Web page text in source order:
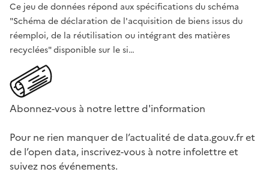
Ce jeu de données répond aux spécifications du schéma
"Schéma de déclaration de l'acquisition de biens issus du
réemploi, de la réutilisation ou intégrant des matières
recyclées" disponible sur le si…
Abonnez-vous à notre lettre d'information
Pour ne rien manquer de l’actualité de data.gouv.fr et
de l’open data, inscrivez-vous à notre infolettre et
suivez nos événements.